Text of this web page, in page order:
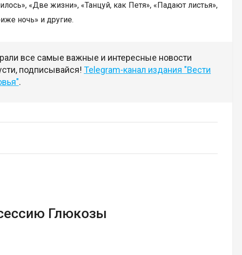
«Две жизни», «Танцуй, как Петя», «Падают листья»,
ночь» и другие.
все самые важные и интересные новости
подписывайся! Telegram-канал издания "Вести
.
Глюкозы